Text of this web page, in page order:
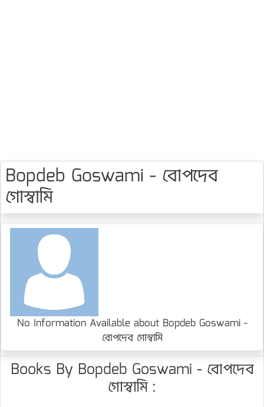
Bopdeb Goswami - বোপদেব
গোস্বামি
No Information Available about Bopdeb Goswami -
বোপদেব গোস্বামি
Books By Bopdeb Goswami - বোপদেব
গোস্বামি :